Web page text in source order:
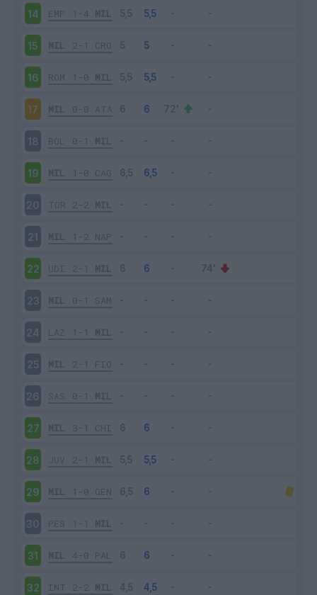
14 EMP 1-4 MIL
15 MIL 2-1 CRO
16 ROM 1-0 MIL
17 MIL 0-0 ATA
18 BOL 0-1 MIL
19 MIL 1-0 CAG
20 TOR 2-2 MIL
21 MIL 1-2 NAP
22 UDI 2-1 MIL
23 MIL 0-1 SAM
24 LAZ 1-1 MIL
25 MIL 2-1 FIO
26 SAS 0-1 MIL
27 MIL 3-1 CHI
28 JUV 2-1 MIL
29 MIL 1-0 GEN
30 PES 1-1 MIL
31 MIL 4-0 PAL
32 INT 2-2 MIL